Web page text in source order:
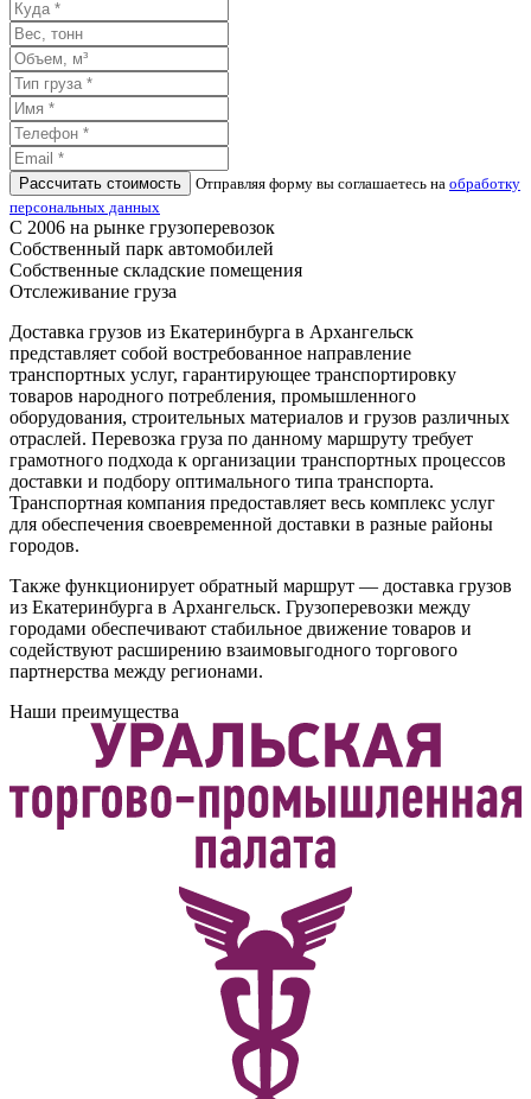
Рассчитать стоимость Отправляя форму вы соглашаетесь на обработку
персональных данных
С 2006 на рынке грузоперевозок
Собственный парк автомобилей
Собственные складские помещения
Отслеживание груза
Доставка грузов из Екатеринбурга в Архангельск
представляет собой востребованное направление
транспортных услуг, гарантирующее транспортировку
товаров народного потребления, промышленного
оборудования, строительных материалов и грузов различных
отраслей. Перевозка груза по данному маршруту требует
грамотного подхода к организации транспортных процессов
доставки и подбору оптимального типа транспорта.
Транспортная компания предоставляет весь комплекс услуг
для обеспечения своевременной доставки в разные районы
городов.
Также функционирует обратный маршрут — доставка грузов
из Екатеринбурга в Архангельск. Грузоперевозки между
городами обеспечивают стабильное движение товаров и
содействуют расширению взаимовыгодного торгового
партнерства между регионами.
Наши преимущества